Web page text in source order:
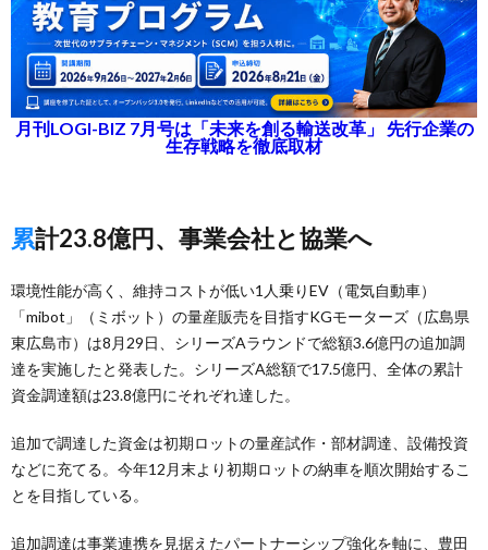
月刊LOGI-BIZ 7月号は「未来を創る輸送改革」 先行企業の
生存戦略を徹底取材
累計23.8億円、事業会社と協業へ
環境性能が高く、維持コストが低い1人乗りEV（電気自動車）
「mibot」（ミボット）の量産販売を目指すKGモーターズ（広島県
東広島市）は8月29日、シリーズAラウンドで総額3.6億円の追加調
達を実施したと発表した。シリーズA総額で17.5億円、全体の累計
資金調達額は23.8億円にそれぞれ達した。
追加で調達した資金は初期ロットの量産試作・部材調達、設備投資
などに充てる。今年12月末より初期ロットの納車を順次開始するこ
とを目指している。
追加調達は事業連携を見据えたパートナーシップ強化を軸に、豊田